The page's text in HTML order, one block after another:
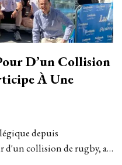
D’un Collision
À Une
depuis
d'un collision de rugby, a…